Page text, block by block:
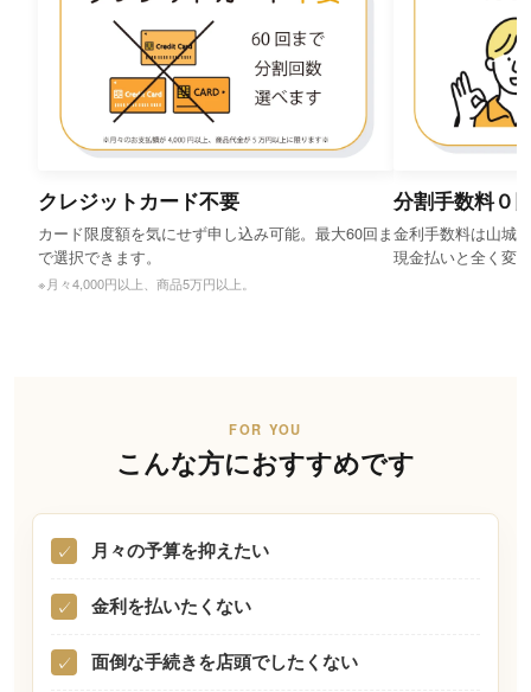
クレジットカード不要
カード限度額を気にせず申し込み可能。最大60回ま
で選択できます。
※月々4,000円以上、商品5万円以上。
分割手数料０
金利手数料は山城
現金払いと全く変
FOR YOU
こんな方におすすめです
✓ 月々の予算を抑えたい
✓ 金利を払いたくない
✓ 面倒な手続きを店頭でしたくない